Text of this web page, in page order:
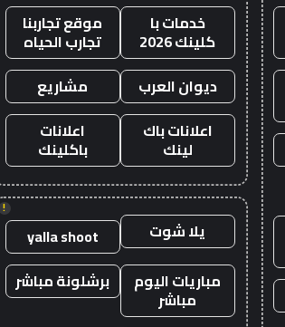
خدمات با
كلينك 2026
موقع تجاربنا
تجارب الحياه
ديوان العرب
مشاريع
اعلانات باك
لينك
اعلانات
باكلينك
!
يلا شوت
yalla shoot
مباريات اليوم
مباشر
برشلونة مباشر